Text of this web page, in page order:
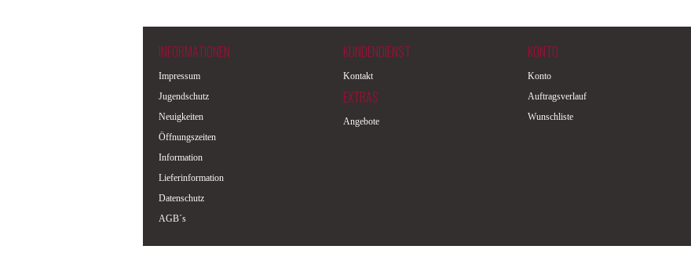
INFORMATIONEN
Impressum
Jugendschutz
Neuigkeiten
Öffnungszeiten
Information
Lieferinformation
Datenschutz
AGB´s
KUNDENDIENST
Kontakt
EXTRAS
Angebote
KONTO
Konto
Auftragsverlauf
Wunschliste